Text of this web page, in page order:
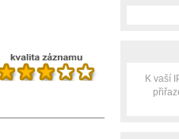
K vaší